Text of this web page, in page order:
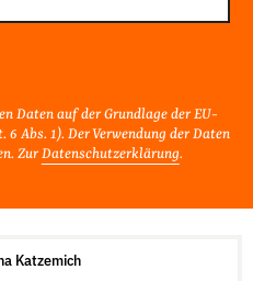
Daten auf der Grundlage der EU-
Abs. 1). Der Verwendung der Daten
Zur Datenschutzerklärung.
Katzemich